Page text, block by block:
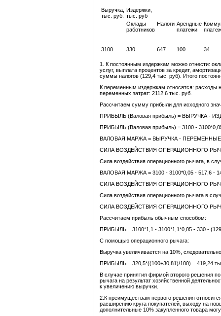
Выручка,
тыс. руб.
Издержки,
тыс. руб
Оклады
работников
Налоги Арендные
платежи
3100 330 647 100 34
1. К постоянным издержкам можно отнести:
услуг, выплата процентов за кредит,
суммы налогов (129,4 тыс. руб). Итого
К переменным издержкам относятся: расходы
переменных затрат: 2112.6 тыс. руб.
Рассчитаем сумму прибыли для исходного
ПРИБЫЛЬ (Валовая прибыль) = ВЫРУЧКА -
ПРИБЫЛЬ (Валовая прибыль) = 3100 -
ВАЛОВАЯ МАРЖА = ВЫРУЧКА - ПЕРЕМЕННЫЕ
СИЛА ВОЗДЕЙСТВИЯ ОПЕРАЦИОННОГО
Сила воздействия операционного рычага, в
ВАЛОВАЯ МАРЖА = 3100 - 3100*0,05 - 517,6 -
СИЛА ВОЗДЕЙСТВИЯ ОПЕРАЦИОННОГО
Сила воздействия операционного рычага в
СИЛА ВОЗДЕЙСТВИЯ ОПЕРАЦИОННОГО РЫЧАГА
Рассчитаем прибыль обычным способом:
ПРИБЫЛЬ = 3100*1,1 - 3100*1,1*0,05 - 330 -
С помощью операционного рычага:
Выручка увеличивается на 10%,
ПРИБЫЛЬ = 320,5*((100+30,81)/100) = 419,24
В случае принятия фирмой второго решения
рычага на результат хозяйственной
к увеличению выручки.
2.К преимуществам первого решения
расширению круга покупателей, выходу на
дополнительные 10% закупленного товара